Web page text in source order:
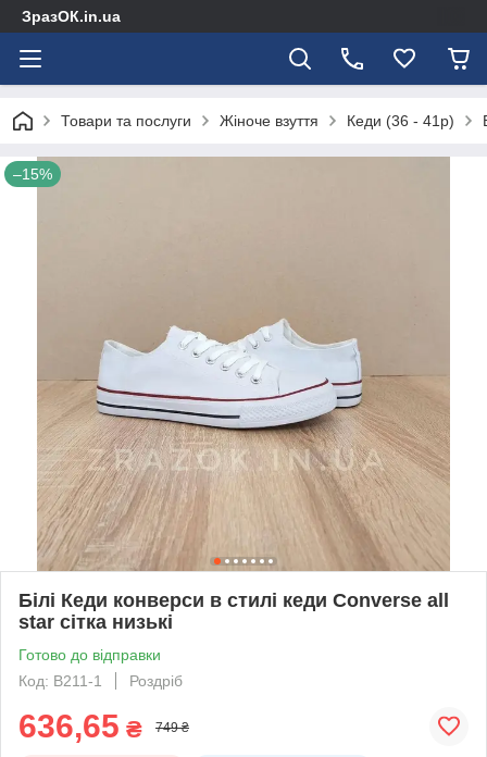
ЗразОК.in.ua
Товари та послуги Жіноче взуття Кеди (36 - 41р)
–15%
Білі Кеди конверси в стилі кеди Converse all
star сітка низькі
Готово до відправки
Код: B211-1
Роздріб
636,65 ₴ 749 ₴